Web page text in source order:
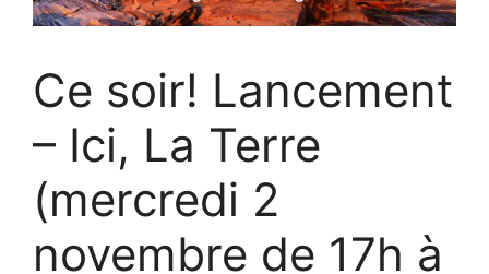
Ce soir! Lancement
– Ici, La Terre
(mercredi 2
novembre de 17h à